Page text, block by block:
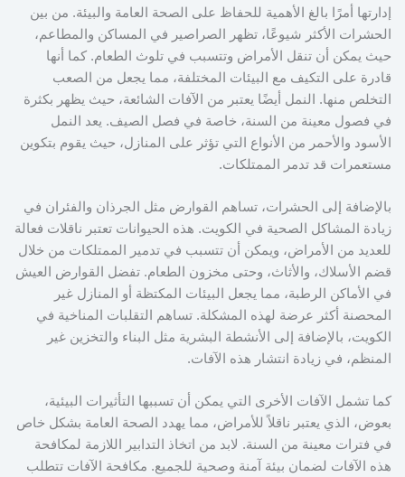
إدارتها أمرًا بالغ الأهمية للحفاظ على الصحة العامة والبيئة. من بين
الحشرات الأكثر شيوعًا، تظهر الصراصير في المساكن والمطاعم،
حيث يمكن أن تنقل الأمراض وتتسبب في تلوث الطعام. كما أنها
قادرة على التكيف مع البيئات المختلفة، مما يجعل من الصعب
التخلص منها. النمل أيضًا يعتبر من الآفات الشائعة، حيث يظهر بكثرة
في فصول معينة من السنة، خاصة في فصل الصيف. يعد النمل
الأسود والأحمر من الأنواع التي تؤثر على المنازل، حيث يقوم بتكوين
مستعمرات قد تدمر الممتلكات.
بالإضافة إلى الحشرات، تساهم القوارض مثل الجرذان والفئران في
زيادة المشاكل الصحية في الكويت. هذه الحيوانات تعتبر ناقلات فعالة
للعديد من الأمراض، ويمكن أن تتسبب في تدمير الممتلكات من خلال
قضم الأسلاك، والأثاث، وحتى مخزون الطعام. تفضل القوارض العيش
في الأماكن الرطبة، مما يجعل البيئات المكتظة أو المنازل غير
المحصنة أكثر عرضة لهذه المشكلة. تساهم التقلبات المناخية في
الكويت، بالإضافة إلى الأنشطة البشرية مثل البناء والتخزين غير
المنظم، في زيادة انتشار هذه الآفات.
كما تشمل الآفات الأخرى التي يمكن أن تسببها التأثيرات البيئية،
بعوض، الذي يعتبر ناقلاً للأمراض، مما يهدد الصحة العامة بشكل خاص
في فترات معينة من السنة. لابد من اتخاذ التدابير اللازمة لمكافحة
هذه الآفات لضمان بيئة آمنة وصحية للجميع. مكافحة الآفات تتطلب